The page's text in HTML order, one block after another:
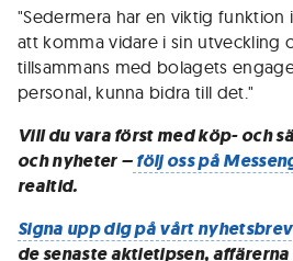
"Sedermera har en viktig funktion
att komma vidare i sin utveckling
tillsammans med bolagets
personal, kunna bidra till det."
Vill du vara först med köp- och
och nyheter –följ oss på
realtid.
Signa upp dig på vårt nyhetsbrev
de senaste aktietipsen,